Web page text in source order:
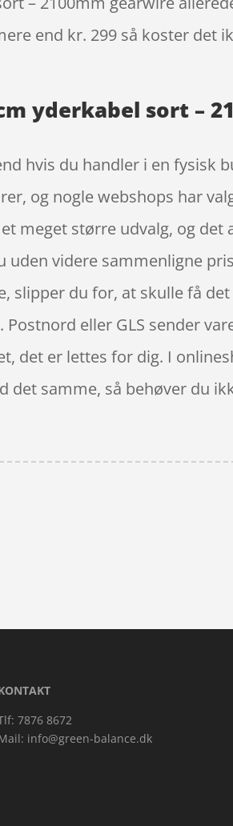
end kr. 299 så koster det
yderkabel sort –
hvis du handler i en fysisk
og nogle webshops har
meget større udvalg, og det
videre sammenligne
slipper du for, at skulle få
eller GLS sender
det er lettes for dig. I
det samme, så behøver du
7876 8672
info@green-balance.dk